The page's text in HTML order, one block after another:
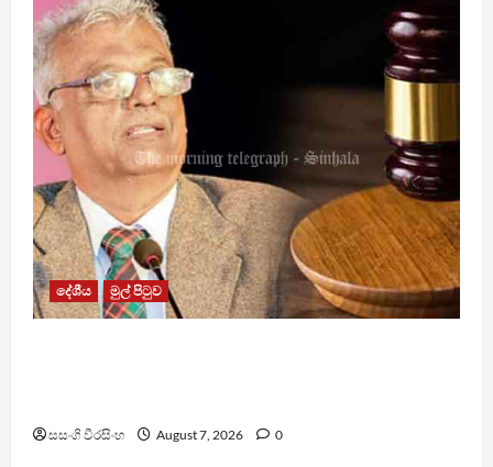
දේශීය මුල් පිටුව
සසංගි වීරසිංහ August 7, 2026 0